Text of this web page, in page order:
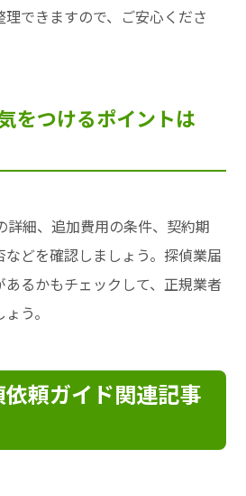
できますので、ご安心くださ
をつけるポイントは
詳細、追加費用の条件、契約期
どを確認しましょう。探偵業届
るかもチェックして、正規業者
う。
頼ガイド関連記事